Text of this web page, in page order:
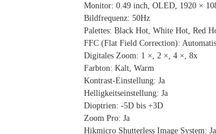
Monitor: 0.49 inch, OLED, 1920 ×
Bildfrequenz: 50Hz
Palettes: Black Hot, White Hot, Red
FFC (Flat Field Correction):
Digitales Zoom: 1 ×, 2 ×, 4 × 8x
Farbton: Kalt, Warm
Kontrast-Einstellung: Ja
Helligkeitseinstellung: Ja
Dioptrien: -5D bis +3D
Zoom Pro: Ja
Hikmicro Shutterless Image System: Ja